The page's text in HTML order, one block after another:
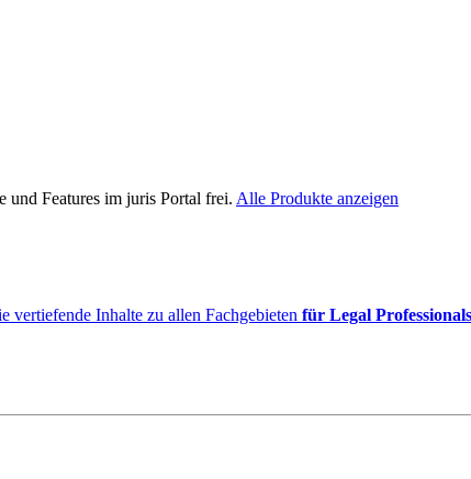
und Features im juris Portal frei. Alle Produkte anzeigen
vertiefende Inhalte zu allen Fachgebieten für Legal Professionals